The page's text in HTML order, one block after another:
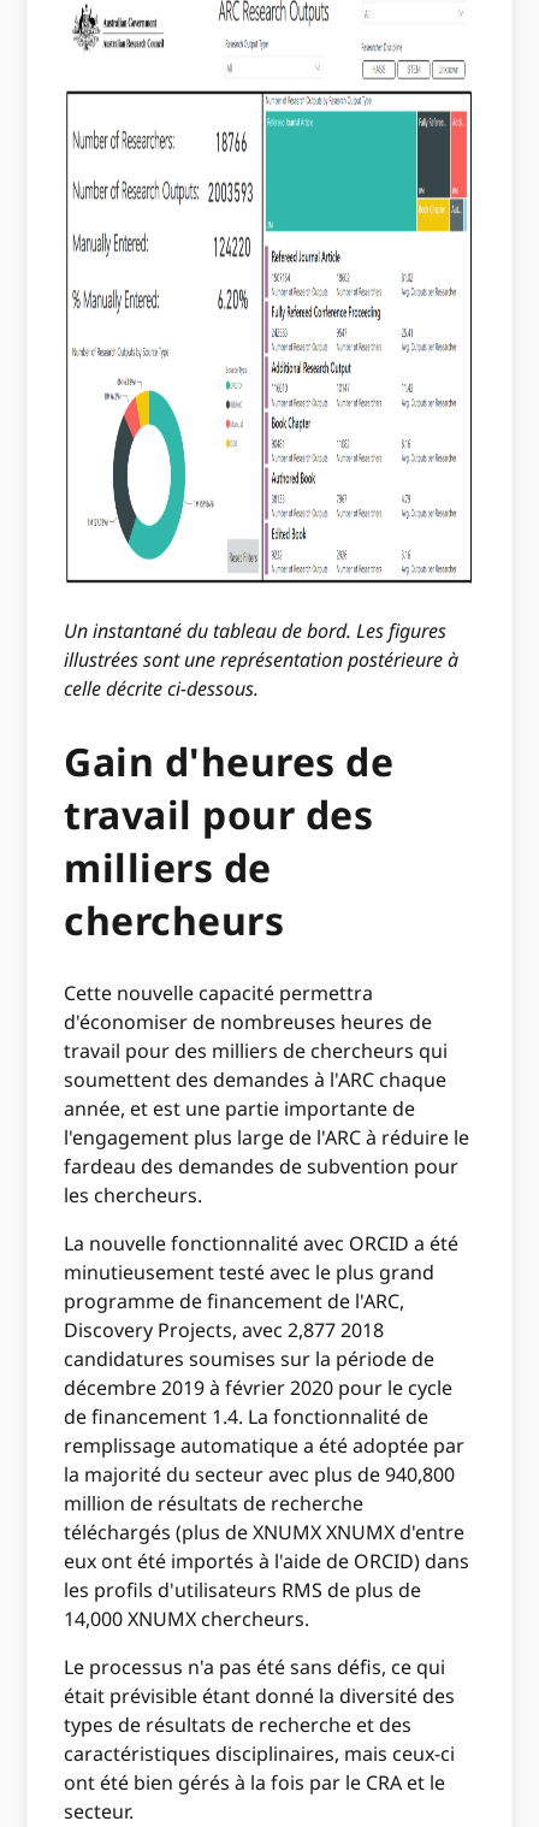
Un instantané du tableau de bord. Les figures
illustrées sont une représentation postérieure à
celle décrite ci-dessous.
Gain d'heures de
travail pour des
milliers de
chercheurs
Cette nouvelle capacité permettra
d'économiser de nombreuses heures de
travail pour des milliers de chercheurs qui
soumettent des demandes à l'ARC chaque
année, et est une partie importante de
l'engagement plus large de l'ARC à réduire le
fardeau des demandes de subvention pour
les chercheurs.
La nouvelle fonctionnalité avec ORCID a été
minutieusement testé avec le plus grand
programme de financement de l'ARC,
Discovery Projects, avec 2,877 2018
candidatures soumises sur la période de
décembre 2019 à février 2020 pour le cycle
de financement 1.4. La fonctionnalité de
remplissage automatique a été adoptée par
la majorité du secteur avec plus de 940,800
million de résultats de recherche
téléchargés (plus de XNUMX XNUMX d'entre
eux ont été importés à l'aide de ORCID) dans
les profils d'utilisateurs RMS de plus de
14,000 XNUMX chercheurs.
Le processus n'a pas été sans défis, ce qui
était prévisible étant donné la diversité des
types de résultats de recherche et des
caractéristiques disciplinaires, mais ceux-ci
ont été bien gérés à la fois par le CRA et le
secteur.